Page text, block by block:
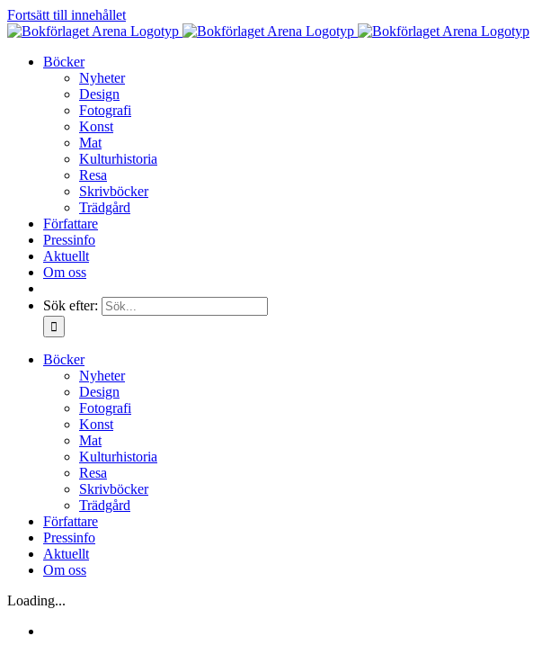
Fortsätt till innehållet
Böcker
Nyheter
Design
Fotografi
Konst
Mat
Kulturhistoria
Resa
Skrivböcker
Trädgård
Författare
Pressinfo
Aktuellt
Om oss
Sök efter:
Böcker
Nyheter
Design
Fotografi
Konst
Mat
Kulturhistoria
Resa
Skrivböcker
Trädgård
Författare
Pressinfo
Aktuellt
Om oss
Loading...